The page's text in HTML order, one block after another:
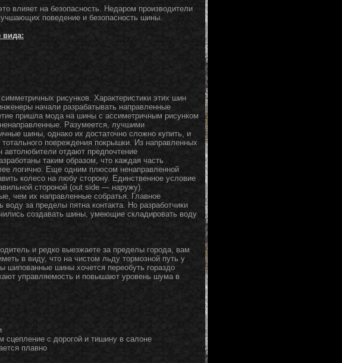
влияет на безопасность. Недаром производители
поведение и безопасность шины.
вида:
рисунков. Характеристики этих шин
начали разрабатывать направленные
пришла мода на шины с ассиметричным рисунком
Разумеется, лучшими
шины, однако их достаточно сложно купить, и
повреждения покрышки. Из направленных
отдают предпочтение
таким образом, что каждая часть
логично. Еще одним плюсом ненаправленной
колесо на любу сторону. Единственное условие
стороной (out side — наружу).
чем их направленные собратья. Главное
за пределы пятна контакта. Но разработчики
создавать шины, умеющие складировать воду
и редко выезжаете за пределы города, вам
в виду, что на чистом льду тормозной путь у
шипованные шины хочется переобуть гораздо
управляемость и повышают уровень шума в
с дорогой и тишину в салоне
плавно